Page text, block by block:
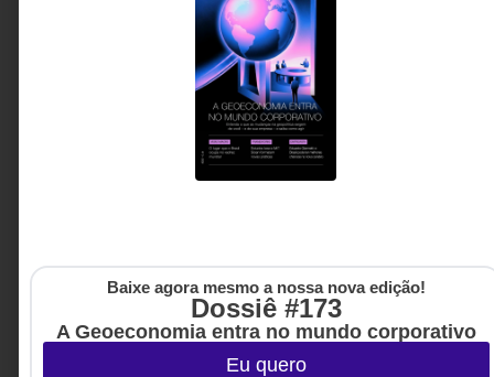
invisíveis que moldam comportamentos, decisões e
culturas organizacionais.
Carlos Legal - Fundador da
Legalas Aprendizagem e
5 MINUTOS MIN DE LEITURA
Baixe agora mesmo a nossa nova edição!
Dossiê #173
A Geoeconomia entra no mundo corporativo
Eu quero